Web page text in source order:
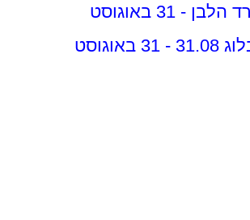
- 31 באוגוסט
באוגוסט